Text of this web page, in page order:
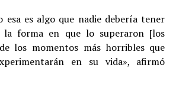
esa es algo que nadie debería tener
la forma en que lo superaron [los
los momentos más horribles que
en su vida», afirmó